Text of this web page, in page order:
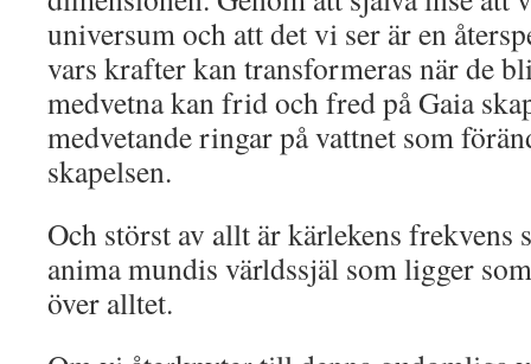
universum och att det vi ser är en
vars krafter kan transformeras när de
medvetna kan frid och fred på Gaia
medvetande ringar på vattnet som
skapelsen.
Och störst av allt är kärlekens frekvens
anima mundis världssjäl som ligger
över alltet.